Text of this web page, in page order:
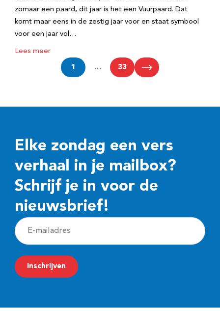
zomaar een paard, dit jaar is het een Vuurpaard. Dat
komt maar eens in de zestig jaar voor en staat symbool
voor een jaar vol…
Lees meer
1 … 33
Elke zondag een vers
verhaal in je mailbox?
Schrijf je in voor de
nieuwsbrief!
E
-
m
a
Inschrijven